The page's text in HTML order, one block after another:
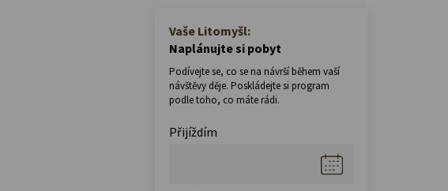
Vaše Litomyšl:
Naplánujte si pobyt
Podívejte se, co se na návrší během vaší
návštěvy děje. Poskládejte si program
podle toho, co máte rádi.
Přijíždím